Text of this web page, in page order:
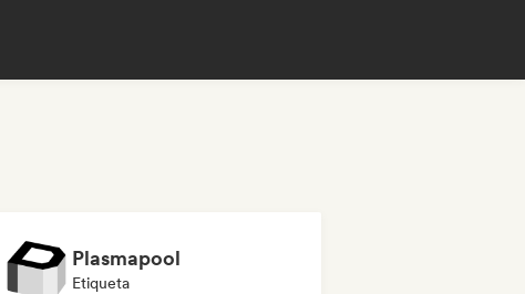
Plasmapool
Etiqueta